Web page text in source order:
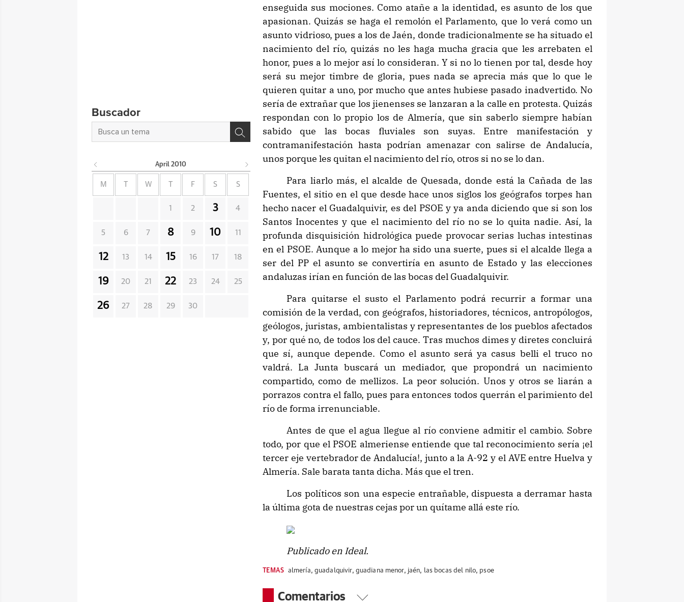
enseguida sus mociones. Como atañe a la identidad, es asunto de los que
apasionan. Quizás se haga el remolón el Parlamento, que lo verá como un
asunto vidrioso, pues a los de Jaén, donde tradicionalmente se ha situado el
nacimiento del río, quizás no les haga mucha gracia que les arrebaten el
honor, pues a lo mejor así lo consideran. Y si no lo tienen por tal, desde hoy
será su mejor timbre de gloria, pues nada se aprecia más que lo que le
quieren quitar a uno, por mucho que antes hubiese pasado inadvertido. No
sería de extrañar que los jienenses se lanzaran a la calle en protesta. Quizás
respondan con lo propio los de Almería, que sin saberlo siempre habían
sabido que las bocas fluviales son suyas. Entre manifestación y
contramanifestación hasta podrían amenazar con salirse de Andalucía,
unos porque les quitan el nacimiento del río, otros si no se lo dan.
Para liarlo más, el alcalde de Quesada, donde está la Cañada de las
Fuentes, el sitio en el que desde hace unos siglos los geógrafos torpes han
hecho nacer el Guadalquivir, es del PSOE y ya anda diciendo que si son los
Santos Inocentes y que el nacimiento del río no se lo quita nadie. Así, la
profunda disquisición hidrológica puede provocar serias luchas intestinas
en el PSOE. Aunque a lo mejor ha sido una suerte, pues si el alcalde llega a
ser del PP el asunto se convertiría en asunto de Estado y las elecciones
andaluzas irían en función de las bocas del Guadalquivir.
Para quitarse el susto el Parlamento podrá recurrir a formar una
comisión de la verdad, con geógrafos, historiadores, técnicos, antropólogos,
geólogos, juristas, ambientalistas y representantes de los pueblos afectados
y, por qué no, de todos los del cauce. Tras muchos dimes y diretes concluirá
que sí, aunque depende. Como el asunto será ya casus belli el truco no
valdrá. La Junta buscará un mediador, que propondrá un nacimiento
compartido, como de mellizos. La peor solución. Unos y otros se liarán a
porrazos contra el fallo, pues para entonces todos querrán el parimiento del
río de forma irrenunciable.
Antes de que el agua llegue al río conviene admitir el cambio. Sobre
todo, por que el PSOE almeriense entiende que tal reconocimiento sería ¡el
tercer eje vertebrador de Andalucía!, junto a la A-92 y el AVE entre Huelva y
Almería. Sale barata tanta dicha. Más que el tren.
Los políticos son una especie entrañable, dispuesta a derramar hasta
la última gota de nuestras cejas por un quítame allá este río.
Publicado en Ideal.
TEMAS almería, guadalquivir, guadiana menor, jaén, las bocas del nilo, psoe
Comentarios
Buscador
April 2010
M W F S S
1 2 3 4
5 6 7 8 9 10 11
12 13 14 15 16 17 18
19 20 21 22 23 24 25
26 27 28 29 30